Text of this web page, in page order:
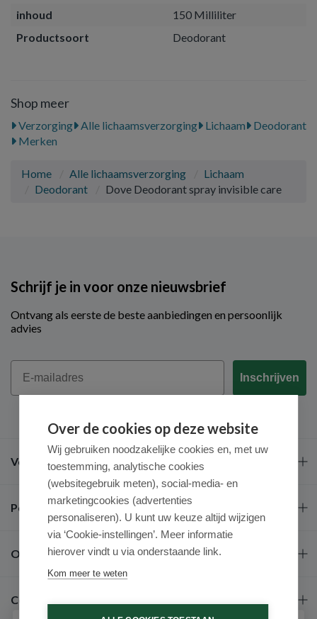
inhoud
150 Milliliter
Productsoort
Deodorant
Shop meer
Verzorging Alle lichaamsverzorging Lichaam
Deodorant
Merken
Home Alle lichaamsverzorging
Lichaam
Deodorant
Dove Deodorant spray invisible care
Schrijf je in voor onze nieuwsbrief
Ontvang als eerste de beste aanbiedingen en persoonlijk
advies
Email
Inschrijven
Veel gestelde vragen
Populaire merken
Over ons
Contact
Over de cookies op deze website
Wij gebruiken noodzakelijke cookies en, met uw
toestemming, analytische cookies
(websitegebruik meten), social-media- en
marketingcookies (advertenties
personaliseren). U kunt uw keuze altijd wijzigen
via ‘Cookie-instellingen’. Meer informatie
hierover vindt u via onderstaande link.
Kom meer te weten